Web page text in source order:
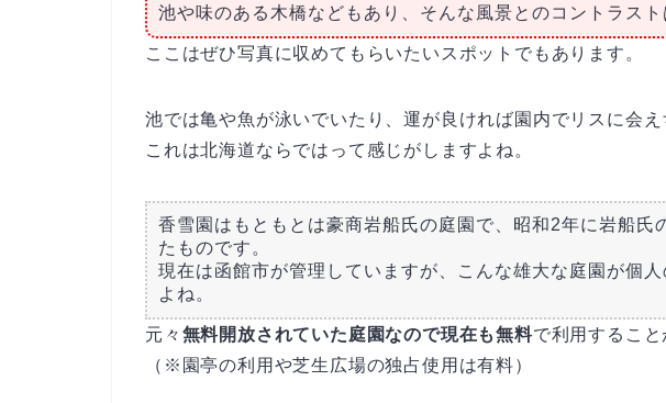
池や味のある木橋などもあり、そんな風景とのコントラスト
ここはぜひ写真に収めてもらいたいスポットでもあります。
池では亀や魚が泳いでいたり、運が良ければ園内でリスに会
これは北海道ならではって感じがしますよね。
香雪園はもともとは豪商岩船氏の庭園で、昭和2年に岩船氏
たものです。
現在は函館市が管理していますが、こんな雄大な庭園が個
よね。
元々 無料開放されていた庭園なので現在も無料で利用すること
（※園亭の利用や芝生広場の独占使用は有料）